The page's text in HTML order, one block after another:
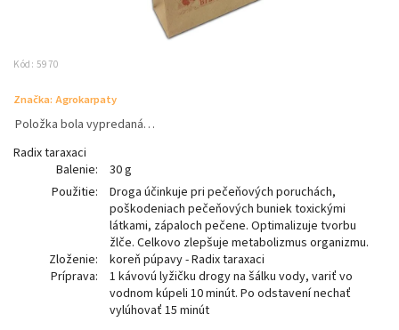
Kód: 5970
Značka: Agrokarpaty
Položka bola vypredaná…
Radix taraxaci
Balenie:
30 g
Použitie:
Droga účinkuje pri pečeňových poruchách,
poškodeniach pečeňových buniek toxickými
látkami, zápaloch pečene. Optimalizuje tvorbu
žlče. Celkovo zlepšuje metabolizmus organizmu.
Zloženie:
koreň púpavy - Radix taraxaci
Príprava:
1 kávovú lyžičku drogy na šálku vody, variť vo
vodnom kúpeli 10 minút. Po odstavení nechať
vylúhovať 15 minút